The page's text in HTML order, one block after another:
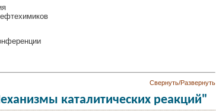
Свернуть/Развернуть
каталитических реакций"